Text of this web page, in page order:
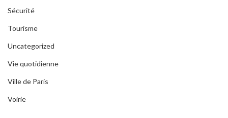
Sécurité
Tourisme
Uncategorized
Vie quotidienne
Ville de Paris
Voirie